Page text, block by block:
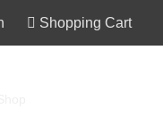
Shopping Cart